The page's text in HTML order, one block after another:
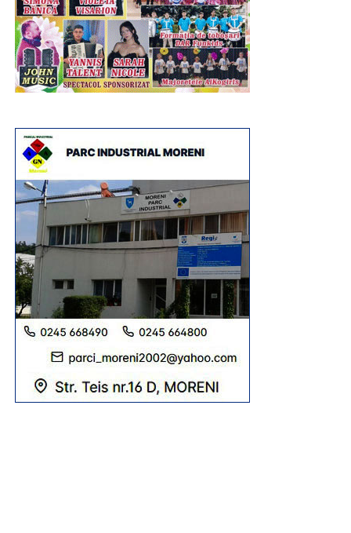
recreativă, demonstrând că muzeul poate fi un spațiu al
descoperirii, al creativității și al învățării prin practică.
Programul „Vacanță la muzeu” continuă în zilele
următoare cu noi activități dedicate istoriei și
pe înțelesul tuturor” și „Hai la târg! – Târgul Moșilor de la
Târgoviște”, oferind copiilor noi oportunități de a învăța
prin joc și experiențe directe.
Urmărește Incomod Media și pe Google News
RECLAMA